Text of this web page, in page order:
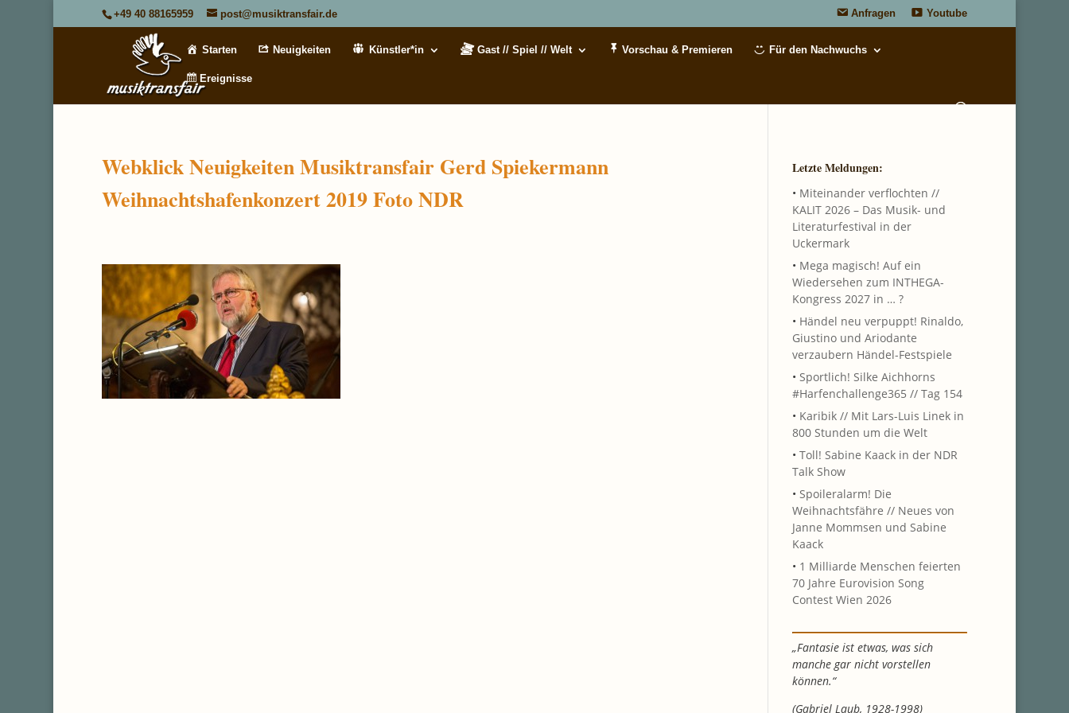
+49 40 88165959 post@musiktransfair.de Anfragen Youtube
Starten Neuigkeiten Künstler*in Gast // Spiel // Welt Vorschau & Premieren Für den Nachwuchs
Ereignisse
Webklick Neuigkeiten Musiktransfair Gerd Spiekermann
Weihnachtshafenkonzert 2019 Foto NDR
Letzte Meldungen:
• Miteinander verflochten //
KALIT 2026 – Das Musik- und
Literaturfestival in der
Uckermark
• Mega magisch! Auf ein
Wiedersehen zum INTHEGA-
Kongress 2027 in … ?
• Händel neu verpuppt! Rinaldo,
Giustino und Ariodante
verzaubern Händel-Festspiele
• Sportlich! Silke Aichhorns
#Harfenchallenge365 // Tag 154
• Karibik // Mit Lars-Luis Linek in
800 Stunden um die Welt
• Toll! Sabine Kaack in der NDR
Talk Show
• Spoileralarm! Die
Weihnachtsfähre // Neues von
Janne Mommsen und Sabine
Kaack
• 1 Milliarde Menschen feierten
70 Jahre Eurovision Song
Contest Wien 2026
„Fantasie ist etwas, was sich
manche gar nicht vorstellen
können.“
(Gabriel Laub, 1928-1998)